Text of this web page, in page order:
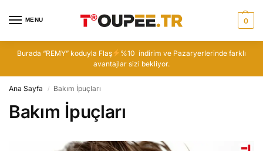
MENU 0
Burada “REMY” koduyla Flaş
%10 indirim ve Pazaryerlerinde farklı
avantajlar sizi bekliyor.
Ana Sayfa / Bakım İpuçları
Bakım İpuçları